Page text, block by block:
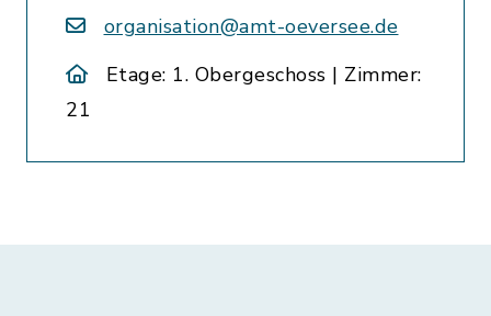
organisation@amt-oeversee.de
Etage: 1. Obergeschoss | Zimmer:
21